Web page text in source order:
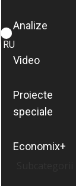
ROMÂNĂ
RU
Analize
Video
Proiecte
speciale
Economix+